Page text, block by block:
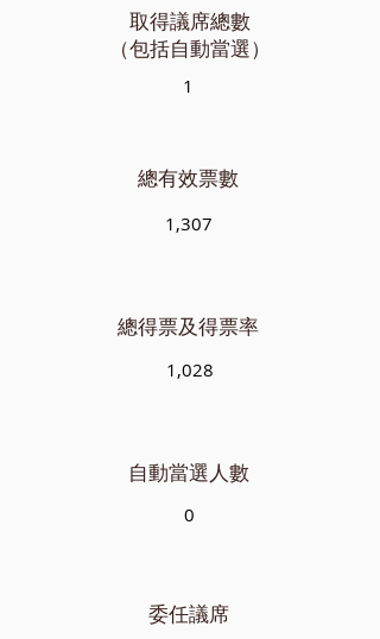
取得議席總數
（包括自動當選）
1
總有效票數
1,307
總得票及得票率
1,028
自動當選人數
0
委任議席